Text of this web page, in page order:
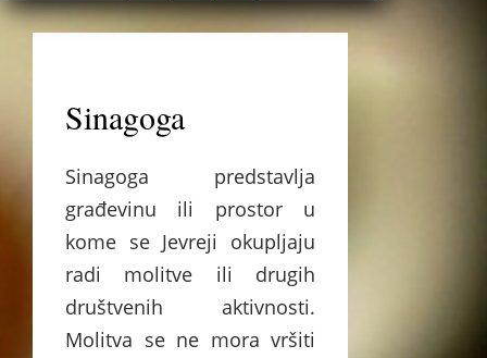
Sinagoga
Sinagoga predstavlja
građevinu ili prostor u
kome se Jevreji okupljaju
radi molitve ili drugih
društvenih aktivnosti.
Molitva se ne mora vršiti